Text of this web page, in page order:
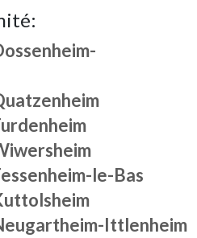
le-Bas
Ittlenheim